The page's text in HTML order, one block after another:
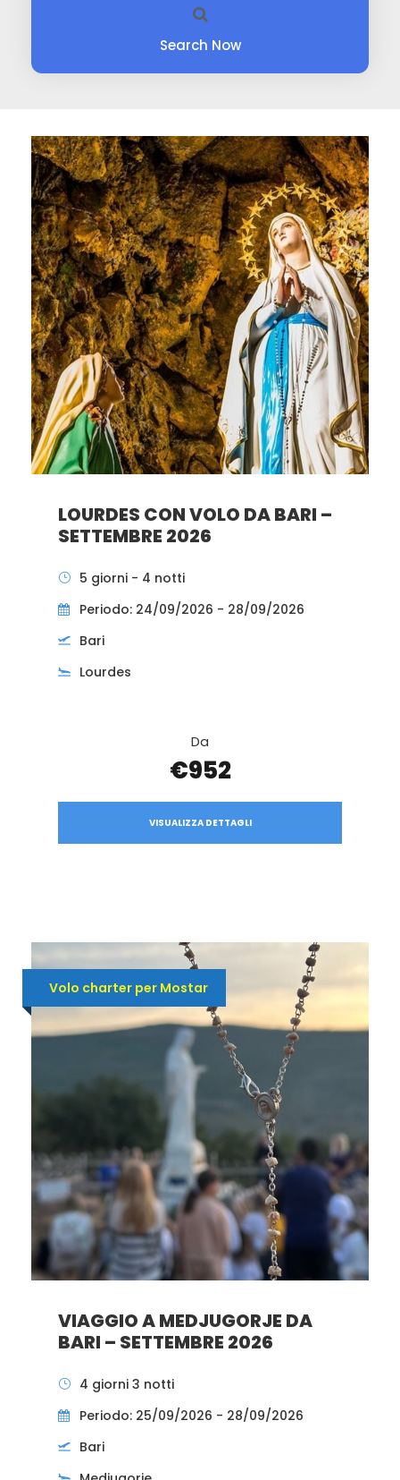
Search Now
LOURDES CON VOLO DA BARI –
SETTEMBRE 2026
5 giorni - 4 notti
Periodo: 24/09/2026 - 28/09/2026
Bari
Lourdes
Da
€952
VISUALIZZA DETTAGLI
Volo charter per Mostar
VIAGGIO A MEDJUGORJE DA
BARI – SETTEMBRE 2026
4 giorni 3 notti
Periodo: 25/09/2026 - 28/09/2026
Bari